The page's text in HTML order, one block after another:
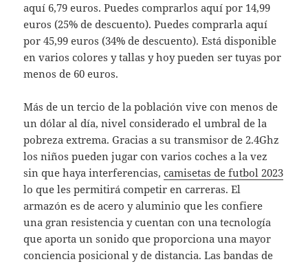
aquí 6,79 euros. Puedes comprarlos aquí por 14,99
euros (25% de descuento). Puedes comprarla aquí
por 45,99 euros (34% de descuento). Está disponible
en varios colores y tallas y hoy pueden ser tuyas por
menos de 60 euros.
Más de un tercio de la población vive con menos de
un dólar al día, nivel considerado el umbral de la
pobreza extrema. Gracias a su transmisor de 2.4Ghz
los niños pueden jugar con varios coches a la vez
sin que haya interferencias,camisetas de futbol 2023
lo que les permitirá competir en carreras. El
armazón es de acero y aluminio que les confiere
una gran resistencia y cuentan con una tecnología
que aporta un sonido que proporciona una mayor
conciencia posicional y de distancia. Las bandas de